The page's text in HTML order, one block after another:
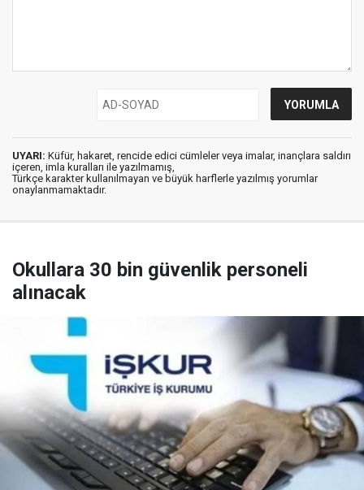
UYARI: Küfür, hakaret, rencide edici cümleler veya imalar, inançlara saldırı
içeren, imla kuralları ile yazılmamış,
Türkçe karakter kullanılmayan ve büyük harflerle yazılmış yorumlar
onaylanmamaktadır.
Okullara 30 bin güvenlik personeli
alınacak